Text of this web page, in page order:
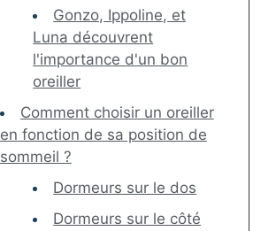
Gonzo, Ippoline, et
Luna découvrent
l'importance d'un bon
oreiller
Comment choisir un oreiller
en fonction de sa position de
sommeil ?
Dormeurs sur le dos
Dormeurs sur le côté